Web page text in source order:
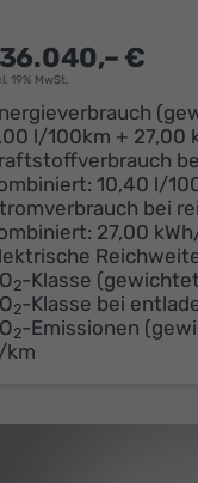
€
19% MwSt.
l/100km + 27,00
10,40 l/
bei
27,00
2-Klasse
2-Klasse bei
2-Emissionen
km